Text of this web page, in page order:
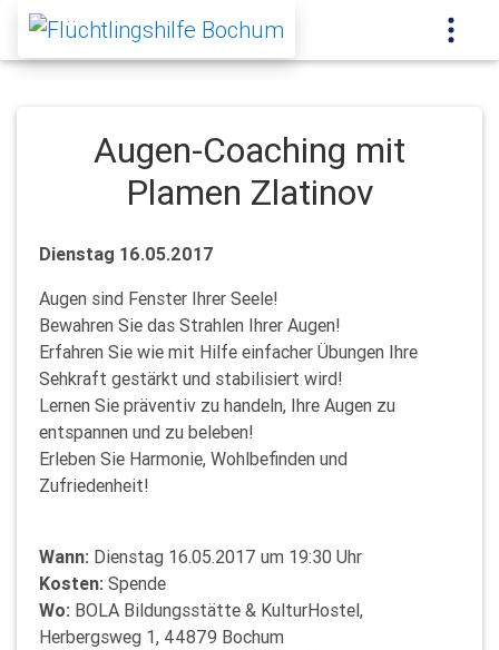
Augen-Coaching mit
Plamen Zlatinov
Dienstag 16.05.2017
Augen sind Fenster Ihrer Seele!
Bewahren Sie das Strahlen Ihrer Augen!
Erfahren Sie wie mit Hilfe einfacher Übungen Ihre
Sehkraft gestärkt und stabilisiert wird!
Lernen Sie präventiv zu handeln, Ihre Augen zu
entspannen und zu beleben!
Erleben Sie Harmonie, Wohlbefinden und
Zufriedenheit!
Wann: Dienstag 16.05.2017 um 19:30 Uhr
Kosten: Spende
Wo: BOLA Bildungsstätte & KulturHostel,
Herbergsweg 1, 44879 Bochum